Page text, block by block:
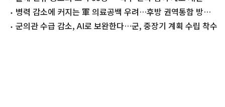
시급"
병력 감소에 커지는 軍 의료공백 우려…후방 권역통합 방안
연구군의관 수급 감소, AI로 보완한다…군, 중장기 계획 수립 착수